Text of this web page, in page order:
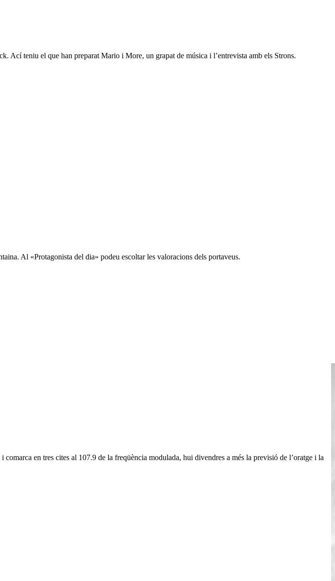
Ací teniu el que han preparat Mario i More, un grapat de música i l’entrevista amb els Strons.
Al «Protagonista del dia» podeu escoltar les valoracions dels portaveus.
en tres cites al 107.9 de la freqüència modulada, hui divendres a més la previsió de l’oratge i la